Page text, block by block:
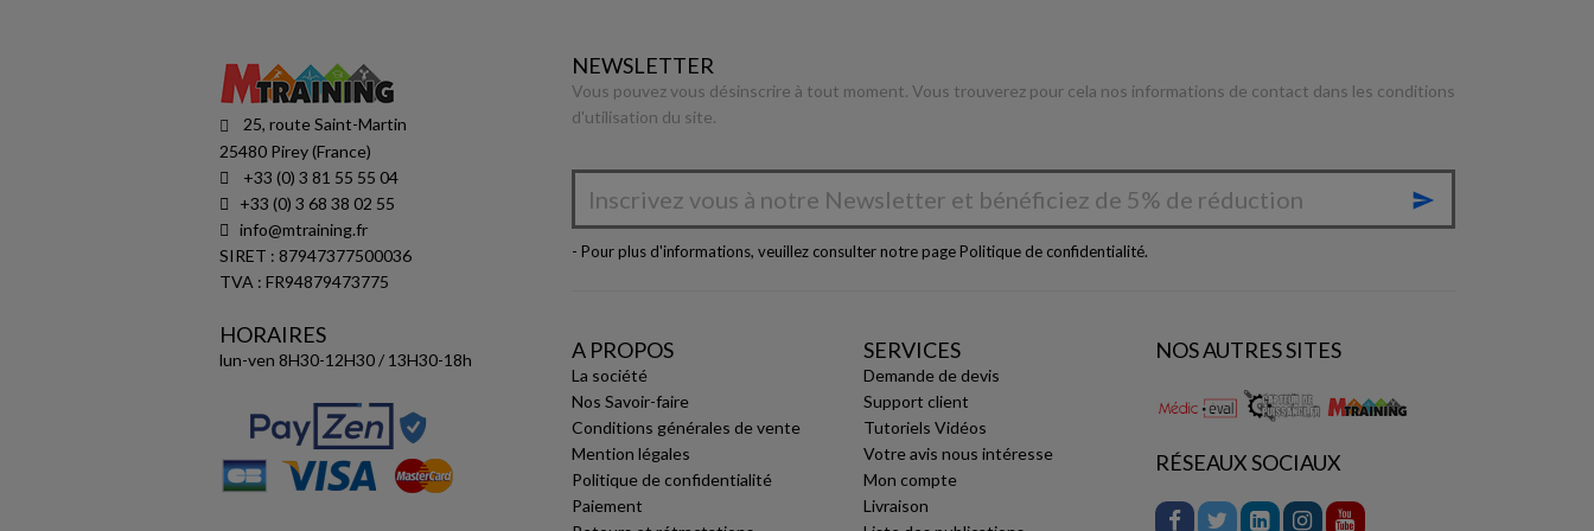
25, route Saint-Martin
25480 Pirey (France)
+33 (0) 3 81 55 55 04
+33 (0) 3 68 38 02 55
info@mtraining.fr
SIRET : 87947377500036
TVA : FR94879473775
HORAIRES
lun-ven 8H30-12H30 / 13H30-18h
NEWSLETTER
Vous pouvez vous désinscrire à tout moment. Vous trouverez pour cela nos informations de contact dans les conditions
d'utilisation du site.

- Pour plus d'informations, veuillez consulter notre page Politique de confidentialité.
A PROPOS
La société
Nos Savoir-faire
Conditions générales de vente
Mention légales
Politique de confidentialité
Paiement
SERVICES
Demande de devis
Support client
Tutoriels Vidéos
Votre avis nous intéresse
Mon compte
Livraison
NOS AUTRES SITES
RÉSEAUX SOCIAUX